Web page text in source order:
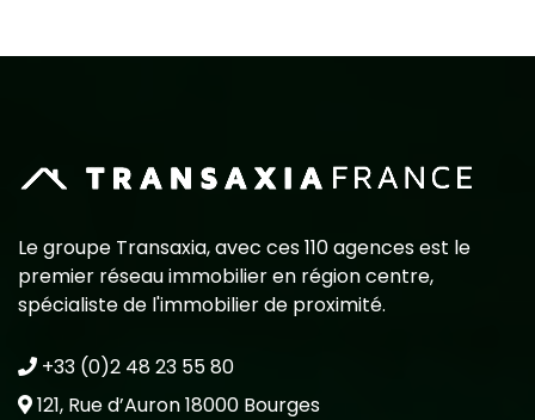
Le groupe Transaxia, avec ces 110 agences est le
premier réseau immobilier en région centre,
spécialiste de l'immobilier de proximité.
+33 (0)2 48 23 55 80
121, Rue d’Auron 18000 Bourges